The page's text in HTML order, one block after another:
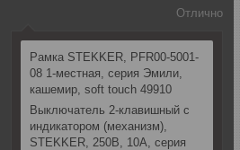
Отлично
Рамка STEKKER, PFR00-5001-
08 1-местная, серия Эмили,
кашемир, soft touch 49910
Выключатель 2-клавишный c
индикатором (механизм),
STEKKER, 250В, 10А, серия